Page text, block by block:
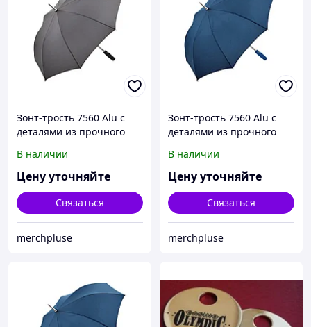
Зонт-трость 7560 Alu с
деталями из прочного
серый
В наличии
Цену уточняйте
Связаться
merchpluse
Зонт-трость 7560 Alu с
деталями из прочного
нейви
В наличии
Цену уточняйте
Связаться
merchpluse